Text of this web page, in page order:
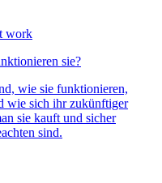
sie?
wie sie funktionieren,
wie sich ihr zukünftiger
sie kauft und sicher
sind.